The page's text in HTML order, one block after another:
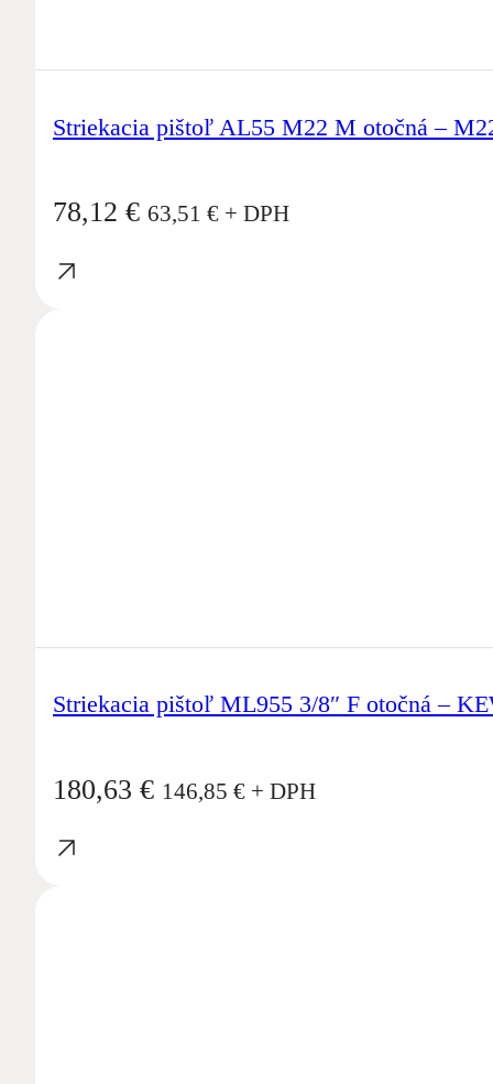
Striekacia pištoľ AL55 M22 M otočná –
78,12 € 63,51 € + DPH
Striekacia pištoľ ML955 3/8″ F otočná –
180,63 € 146,85 € + DPH